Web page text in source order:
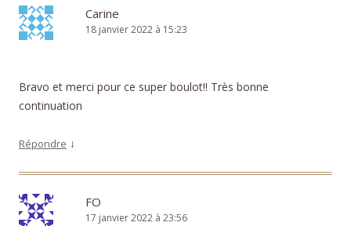
Carine
18 janvier 2022 à 15:23
Bravo et merci pour ce super boulot!! Très bonne
continuation
Répondre ↓
FO
17 janvier 2022 à 23:56